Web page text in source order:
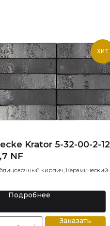
ХИТ
Krator 5-32-00-2-12
NF
кирпич, Керамический
Подробнее
Заказать